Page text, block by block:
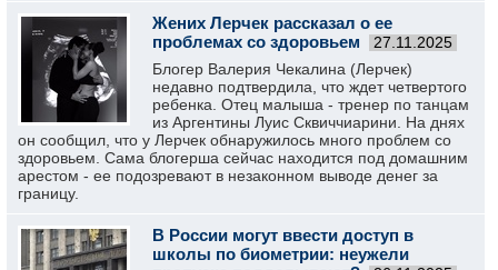
Жених Лерчек рассказал о ее
проблемах со здоровьем
27.11.2025
Блогер Валерия Чекалина (Лерчек)
недавно подтвердила, что ждет четвертого
ребенка. Отец малыша - тренер по танцам
из Аргентины Луис Сквиччиарини. На днях
он сообщил, что у Лерчек обнаружилось много проблем со
здоровьем. Сама блогерша сейчас находится под домашним
арестом - ее подозревают в незаконном выводе денег за
границу.
В России могут ввести доступ в
школы по биометрии: неужели